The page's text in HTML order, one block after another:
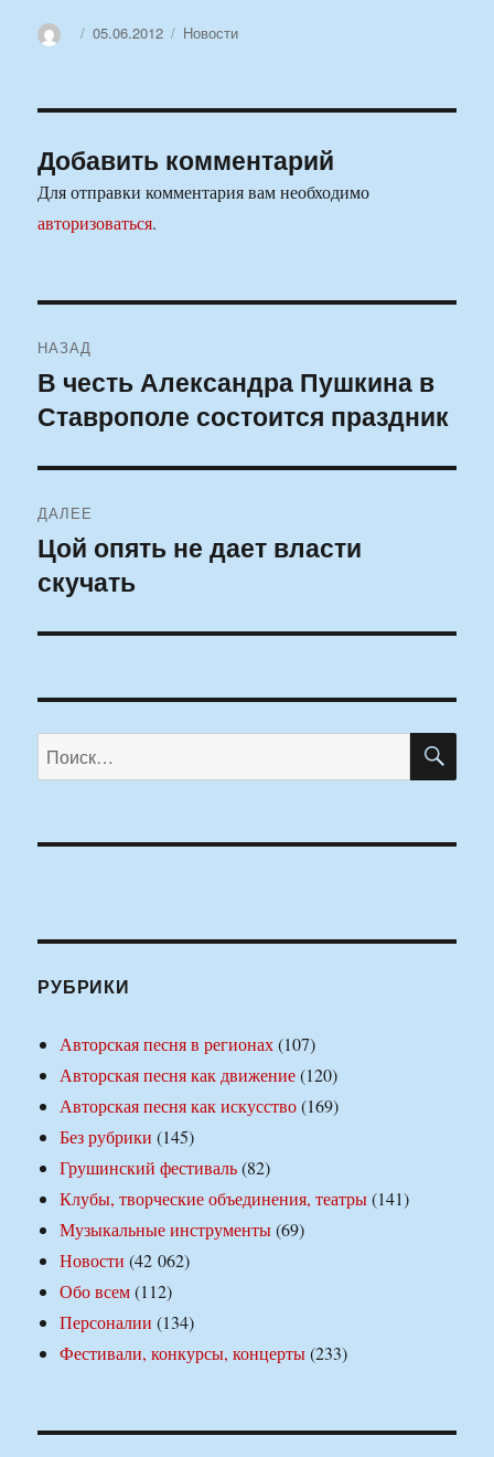
АвторОпубликовано
05.06.2012 Рубрики
Новости
Добавить комментарий
Для отправки комментария вам необходимо
авторизоваться.
по
записям
НАЗАД
Предыдущая
запись:
В честь Александра Пушкина в
Ставрополе состоится праздник
ДАЛЕЕ
Следующая
запись:
Цой опять не дает власти
скучать
Искать:
РУБРИКИ
Авторская песня в регионах(107)
Авторская песня как движение(120)
Авторская песня как искусство(169)
Без рубрики (145)
Грушинский фестиваль(82)
Клубы, творческие объединения, театры(141)
Музыкальные инструменты(69)
Новости (42 062)
Обо всем(112)
Персоналии (134)
Фестивали, конкурсы, концерты(233)